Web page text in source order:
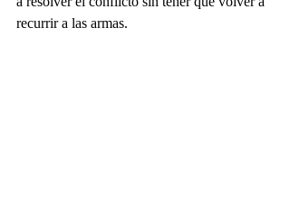
recurrir a las armas.